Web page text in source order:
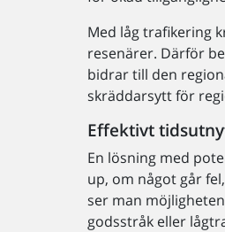
Med låg trafikering
resenärer. Därför
bidrar till den
skräddarsytt för
Effektivt
En lösning med
up, om något går
ser man
godsstråk eller